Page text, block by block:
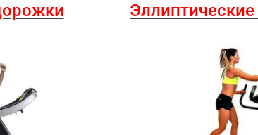
Эллиптические